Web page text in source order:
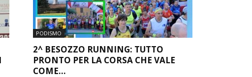
PODISMO
2^ BESOZZO RUNNING: TUTTO
PRONTO PER LA CORSA CHE VALE
COME...